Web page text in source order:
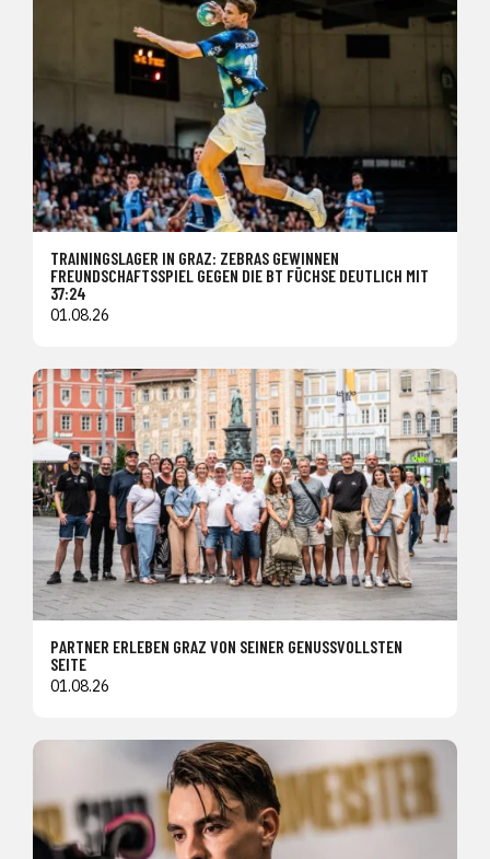
TRAININGSLAGER IN GRAZ: ZEBRAS GEWINNEN
FREUNDSCHAFTSSPIEL GEGEN DIE BT FÜCHSE DEUTLICH MIT
37:24
01.08.26
PARTNER ERLEBEN GRAZ VON SEINER GENUSSVOLLSTEN
SEITE
01.08.26